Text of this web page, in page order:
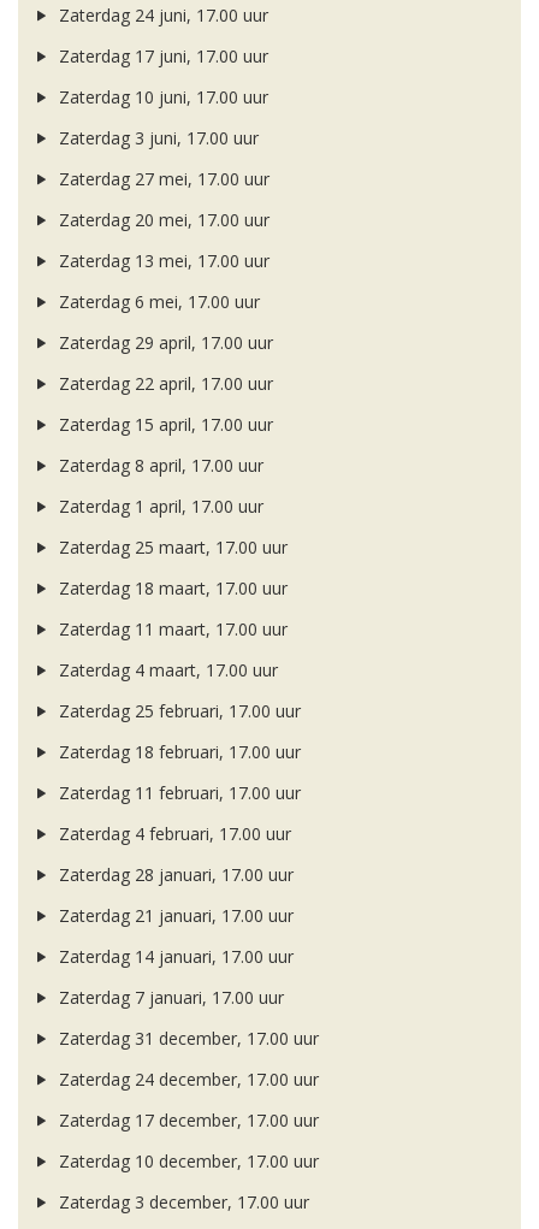
Zaterdag 24 juni, 17.00 uur
Zaterdag 17 juni, 17.00 uur
Zaterdag 10 juni, 17.00 uur
Zaterdag 3 juni, 17.00 uur
Zaterdag 27 mei, 17.00 uur
Zaterdag 20 mei, 17.00 uur
Zaterdag 13 mei, 17.00 uur
Zaterdag 6 mei, 17.00 uur
Zaterdag 29 april, 17.00 uur
Zaterdag 22 april, 17.00 uur
Zaterdag 15 april, 17.00 uur
Zaterdag 8 april, 17.00 uur
Zaterdag 1 april, 17.00 uur
Zaterdag 25 maart, 17.00 uur
Zaterdag 18 maart, 17.00 uur
Zaterdag 11 maart, 17.00 uur
Zaterdag 4 maart, 17.00 uur
Zaterdag 25 februari, 17.00 uur
Zaterdag 18 februari, 17.00 uur
Zaterdag 11 februari, 17.00 uur
Zaterdag 4 februari, 17.00 uur
Zaterdag 28 januari, 17.00 uur
Zaterdag 21 januari, 17.00 uur
Zaterdag 14 januari, 17.00 uur
Zaterdag 7 januari, 17.00 uur
Zaterdag 31 december, 17.00 uur
Zaterdag 24 december, 17.00 uur
Zaterdag 17 december, 17.00 uur
Zaterdag 10 december, 17.00 uur
Zaterdag 3 december, 17.00 uur